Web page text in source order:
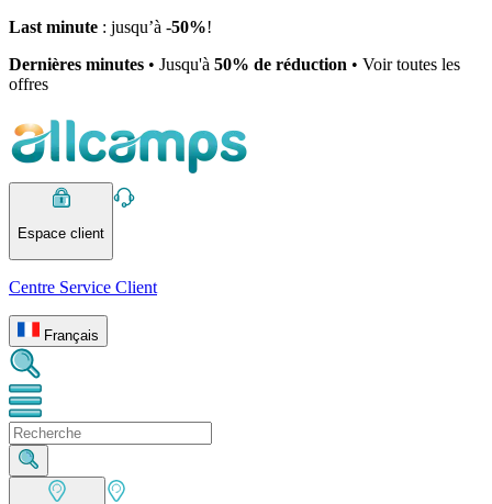
Last minute : jusqu’à -50%!
Dernières minutes • Jusqu'à 50% de réduction • Voir toutes les
offres
Espace client
Centre Service Client
Français